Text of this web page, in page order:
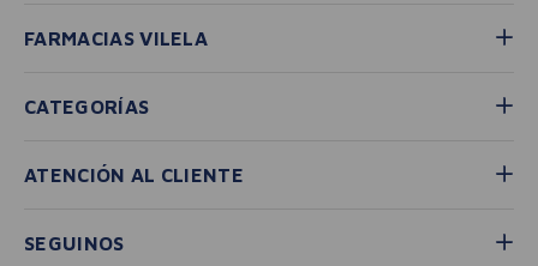
FARMACIAS VILELA
CATEGORÍAS
ATENCIÓN AL CLIENTE
SEGUINOS